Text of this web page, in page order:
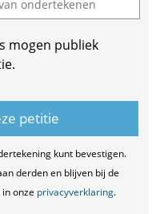
mogen publiek
kunt bevestigen.
derden en blijven bij de
onze privacyverklaring.